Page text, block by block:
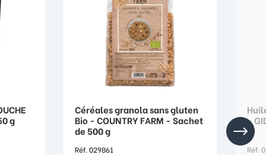
g
Céréales granola sans gluten
Bio - COUNTRY FARM - Sachet
de 500 g
Réf. 029861
-
Réf.